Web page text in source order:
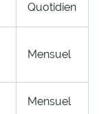
Quotidien
Mensuel
Mensuel